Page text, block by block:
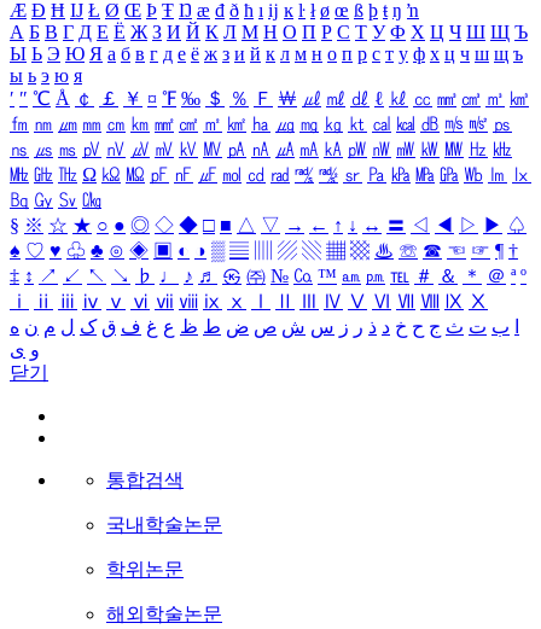
Æ Ð Ħ Ĳ Ł Ø Œ Þ Ŧ Ŋ æ đ ð ħ ı ĳ ĸ ŀ ł ø œ ß þ ŧ ŋ ŉ
А Б В Г Д Е Ё Ж З И Й К Л М Н О П Р С Т У Ф Х Ц Ч Ш Щ Ъ
Ы Ь Э Ю Я а б в г д е ё ж з и й к л м н о п р с т у ф х ц ч ш щ ъ
ы ь э ю я
′ ″ ℃ Å ￠ ￡ ￥ ¤ ℉ ‰ ＄ ％ Ｆ ￦ ㎕ ㎖ ㎗ ℓ ㎘ ㏄ ㎣ ㎤ ㎥ ㎦
㎙ ㎚ ㎛ ㎜ ㎝ ㎞ ㎟ ㎠ ㎡ ㎢ ㏊ ㎍ ㎎ ㎏ ㏏ ㎈ ㎉ ㏈ ㎧ ㎨ ㎰
㎱ ㎲ ㎳ ㎴ ㎵ ㎶ ㎷ ㎸ ㎹ ㎀ ㎁ ㎂ ㎃ ㎄ ㎺ ㎻ ㎽ ㎾ ㎿ ㎐ ㎑
㎒ ㎓ ㎔ Ω ㏀ ㏁ ㎊ ㎋ ㎌ ㏖ ㏅ ㎭ ㎮ ㎯ ㏛ ㎩ ㎪ ㎫ ㎬ ㏝ ㏐
㏓
㏃ ㏉ ㏜ ㏆
§ ※ ☆ ★ ○ ● ◎ ◇ ◆ □ ■ △ ▽ → ← ↑ ↓ ↔ 〓 ◁ ◀ ▷ ▶ ♤
♠ ♡ ♥ ♧ ♣ ⊙ ◈ ▣ ◐ ◑ ▒ ▤ ▨ ▧ ▦ ▩ ♨ ☏ ☎ ☜ ☞ ¶ †
‡ ↕ ↗ ↙ ↖ ↘ ♭ ♩ ♪ ♬ ㉿ ㈜ № ㏇ ™ ㏂ ㏘ ℡ ＃ ＆ ＊ ＠ ª º
ⅰ
ⅱ ⅲ ⅳ ⅴ ⅵ ⅶ ⅷ ⅸ ⅹ Ⅳ Ⅴ Ⅵ Ⅶ Ⅷ Ⅸ Ⅹ
ب ت ث ج ح خ د ذ ر ز س ش ص ض ط ظ ع غ ف ق ک ل م ن ه
و ی
닫기
통합검색
국내학술논문
학위논문
해외학술논문